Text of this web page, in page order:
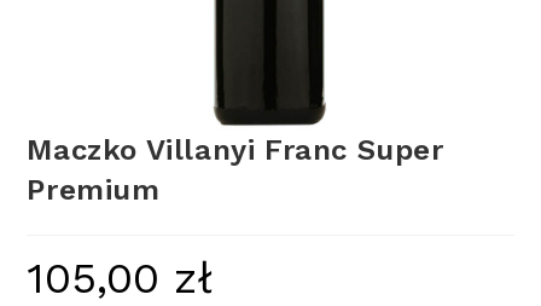
Maczko Villanyi Franc Super
Premium
105,00 zł